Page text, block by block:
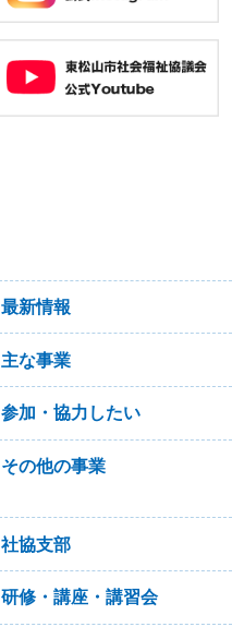
最新情報
主な事業
参加・協力したい
その他の事業
社協支部
研修・講座・講習会